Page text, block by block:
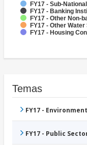
FY17 - Sub-
FY17 - Banking
FY17 - Other Non-
FY17 - Other
FY17 - Housing
Temas
FY17 -
FY17 - Public